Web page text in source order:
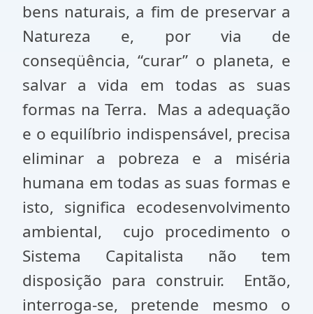
bens naturais, a fim de preservar a
Natureza e, por via de
conseqüência, “curar” o planeta, e
salvar a vida em todas as suas
formas na Terra. Mas a adequação
e o equilíbrio indispensável, precisa
eliminar a pobreza e a miséria
humana em todas as suas formas e
isto, significa ecodesenvolvimento
ambiental, cujo procedimento o
Sistema Capitalista não tem
disposição para construir. Então,
interroga-se, pretende mesmo o